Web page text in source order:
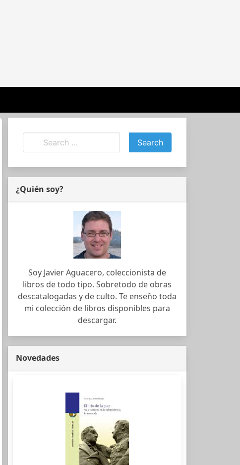
¿Quién soy?
Soy Javier Aguacero, coleccionista de
libros de todo tipo. Sobretodo de obras
descatalogadas y de culto. Te enseño toda
mi colección de libros disponibles para
descargar.
Novedades